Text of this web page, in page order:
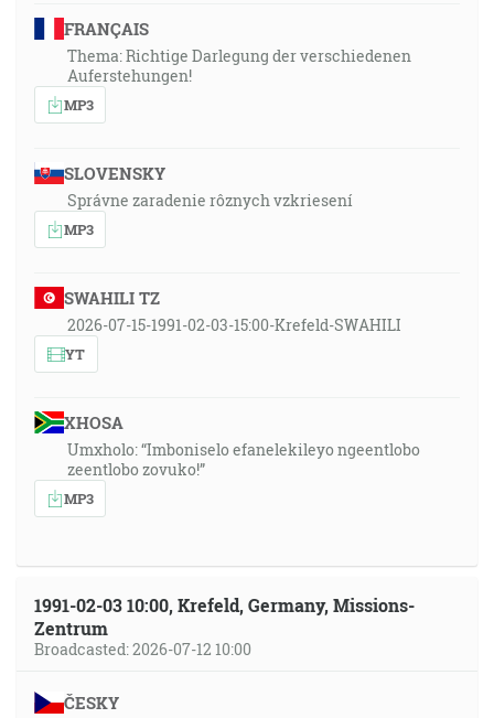
FRANÇAIS
Thema: Richtige Darlegung der verschiedenen
Auferstehungen!
MP3
SLOVENSKY
Správne zaradenie rôznych vzkriesení
MP3
SWAHILI TZ
2026-07-15-1991-02-03-15:00-Krefeld-SWAHILI
YT
XHOSA
Umxholo: “Imboniselo efanelekileyo ngeentlobo
zeentlobo zovuko!”
MP3
1991-02-03 10:00, Krefeld, Germany, Missions-
Zentrum
Broadcasted: 2026-07-12 10:00
ČESKY